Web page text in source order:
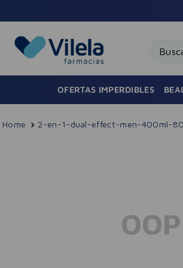
OFERTAS IMPERDIBLES
2-en-1-dual-effect-men-400ml-